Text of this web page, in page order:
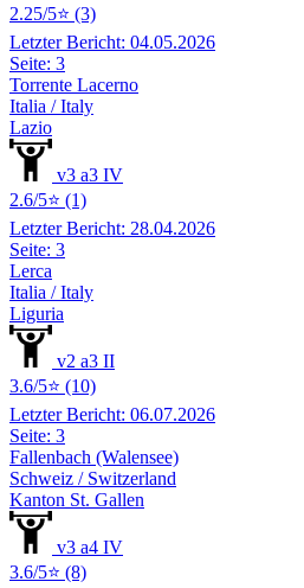
2.25/5⭐ (3)
Letzter Bericht: 04.05.2026
Seite: 3
Torrente Lacerno
Italia / Italy
Lazio
v3 a3 IV
2.6/5⭐ (1)
Letzter Bericht: 28.04.2026
Seite: 3
Lerca
Italia / Italy
Liguria
v2 a3 II
3.6/5⭐ (10)
Letzter Bericht: 06.07.2026
Seite: 3
Fallenbach (Walensee)
Schweiz / Switzerland
Kanton St. Gallen
v3 a4 IV
3.6/5⭐ (8)